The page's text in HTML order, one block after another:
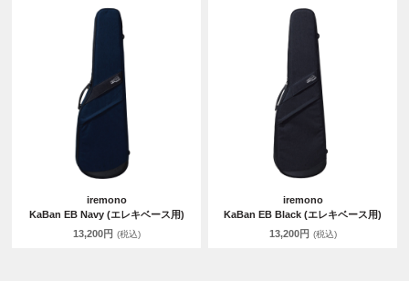
iremono
KaBan EB Navy (エレキベース用)
13,200円 (税込)
iremono
KaBan EB Black (エレキベース用)
13,200円 (税込)